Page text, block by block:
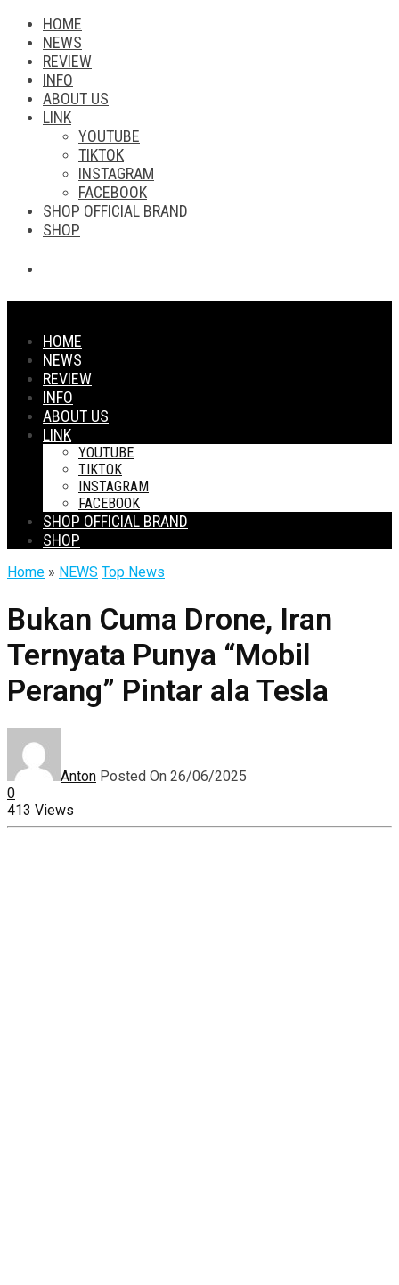
HOME
NEWS
REVIEW
INFO
ABOUT US
LINK
YOUTUBE
TIKTOK
INSTAGRAM
FACEBOOK
SHOP OFFICIAL BRAND
SHOP
HOME
NEWS
REVIEW
INFO
ABOUT US
LINK
YOUTUBE
TIKTOK
INSTAGRAM
FACEBOOK
SHOP OFFICIAL BRAND
SHOP
Home » NEWS Top News
Bukan Cuma Drone, Iran
Ternyata Punya “Mobil
Perang” Pintar ala Tesla
Anton Posted On 26/06/2025
0
413 Views